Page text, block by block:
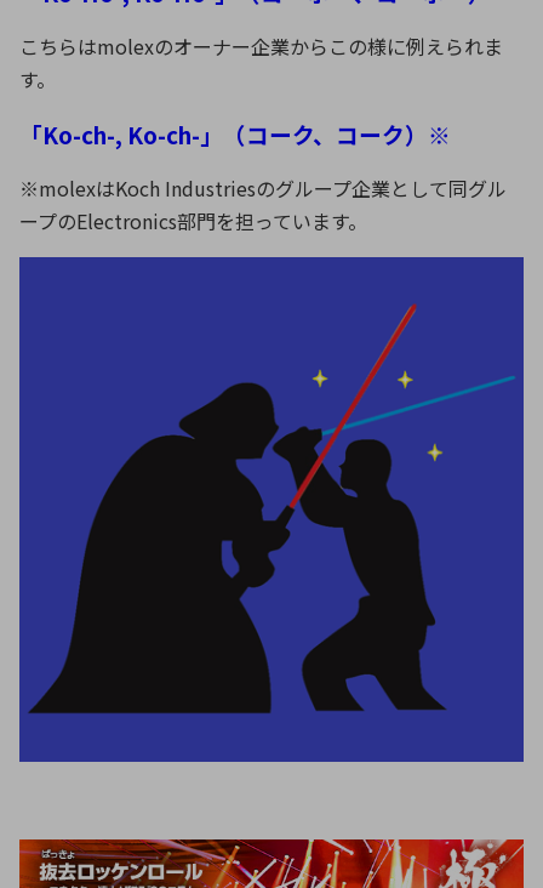
こちらはmolexのオーナー企業からこの様に例えられま
す。
「Ko-ch-, Ko-ch-」（コーク、コーク）※
※molexはKoch Industriesのグループ企業として同グル
ープのElectronics部門を担っています。